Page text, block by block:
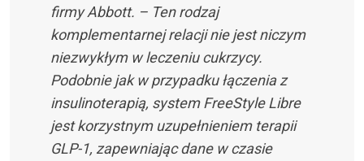
firmy Abbott. – Ten rodzaj
komplementarnej relacji nie jest niczym
niezwykłym w leczeniu cukrzycy.
Podobnie jak w przypadku łączenia z
insulinoterapią, system FreeStyle Libre
jest korzystnym uzupełnieniem terapii
GLP-1, zapewniając dane w czasie